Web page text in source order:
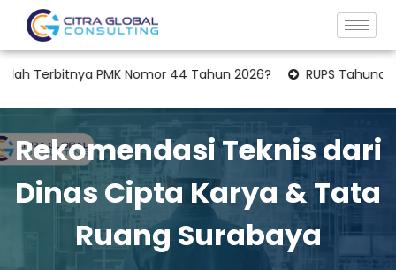
PMK Nomor 44 Tahun 2026? RUPS Tahunan:
Rekomendasi Teknis dari
Dinas Cipta Karya & Tata
Ruang Surabaya